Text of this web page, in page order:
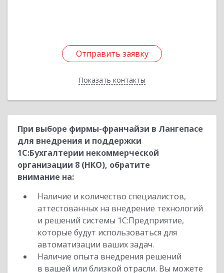
Отправить заявку
Показать контакты
Отправить заявку
Назад
При выборе фирмы-франчайзи в Лангепасе
для внедрения и поддержки
1С:Бухгалтерии некоммерческой
организации 8 (НКО), обратите
внимание на:
Наличие и количество специалистов,
аттестованных на внедрение технологий
и решений системы 1С:Предприятие,
которые будут использоваться для
автоматизации ваших задач.
Наличие опыта внедрения решений
в вашей или близкой отрасли. Вы можете